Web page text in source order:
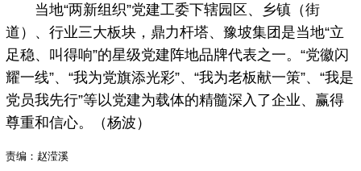
当地“两新组织”党建工委下辖园区、乡镇（街
道）、行业三大板块，鼎力杆塔、豫坡集团是当地“立
足稳、叫得响”的星级党建阵地品牌代表之一。“党徽闪
耀一线”、“我为党旗添光彩”、“我为老板献一策”、“我是
党员我先行”等以党建为载体的精髓深入了企业、赢得
尊重和信心。（杨波）
责编：赵滢溪